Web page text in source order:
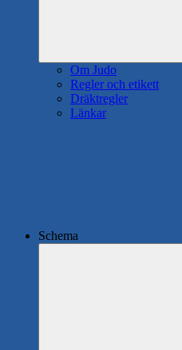
Om Judo
Regler och etikett
Dräktregler
Länkar
Schema